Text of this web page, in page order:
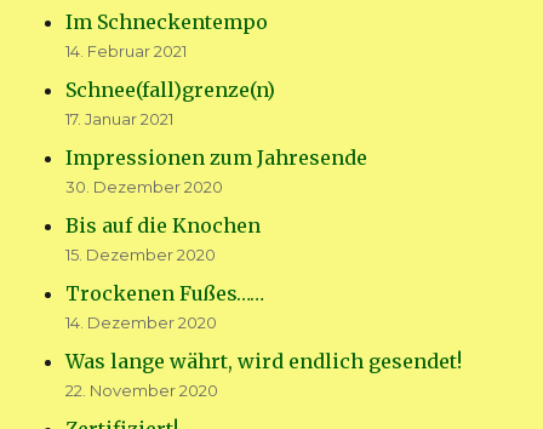
Im Schneckentempo
14. Februar 2021
Schnee(fall)grenze(n)
17. Januar 2021
Impressionen zum Jahresende
30. Dezember 2020
Bis auf die Knochen
15. Dezember 2020
Trockenen Fußes……
14. Dezember 2020
Was lange währt, wird endlich gesendet!
22. November 2020